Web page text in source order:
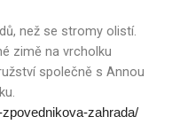
než se stromy olistí.
zimě na vrcholku
společně s Annou
zahrada/